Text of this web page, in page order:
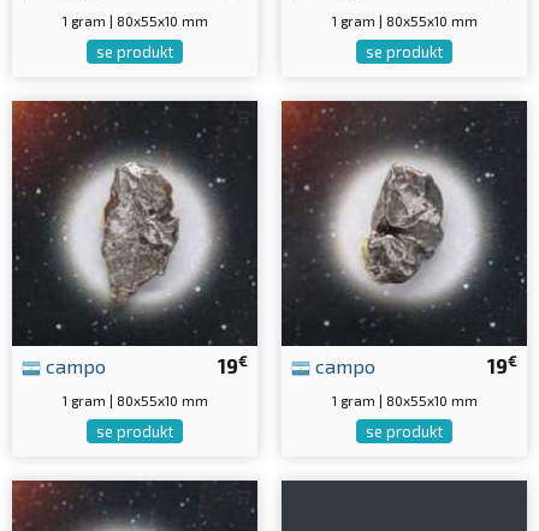
1 gram | 80x55x10 mm
se produkt
1 gram | 80x55x10 mm
se produkt
19€
campo
1 gram | 80x55x10 mm
se produkt
19€
campo
1 gram | 80x55x10 mm
se produkt